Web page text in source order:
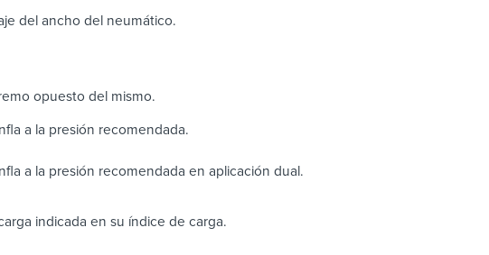
del ancho del neumático.
opuesto del mismo.
a la presión recomendada.
a la presión recomendada en aplicación dual.
indicada en su índice de carga.